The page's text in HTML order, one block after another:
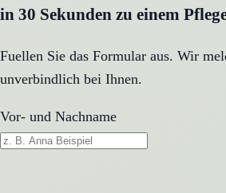
in 30 Sekunden zu einem
Fuellen Sie das Formular aus. Wir
unverbindlich bei Ihnen.
Vor- und Nachname